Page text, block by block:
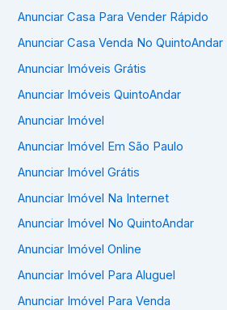
Anunciar Casa Para Vender Rápido
Anunciar Casa Venda No QuintoAndar
Anunciar Imóveis Grátis
Anunciar Imóveis QuintoAndar
Anunciar Imóvel
Anunciar Imóvel Em São Paulo
Anunciar Imóvel Grátis
Anunciar Imóvel Na Internet
Anunciar Imóvel No QuintoAndar
Anunciar Imóvel Online
Anunciar Imóvel Para Aluguel
Anunciar Imóvel Para Venda